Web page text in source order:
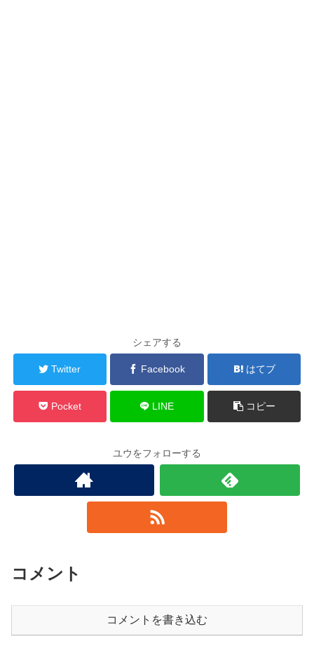
シェアする
Twitter Facebook はてブ
Pocket LINE コピー
ユウをフォローする
コメント
コメントを書き込む